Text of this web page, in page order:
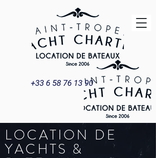
+33 6 58 76 13 90
LOCATION DE
YACHTS &